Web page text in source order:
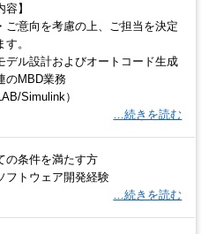
容】
ご意向を考慮の上、ご担当を決定
す。
デル設計およびオートコード生成
のMBD業務
Simulink）
…続きを読む
の条件を満たす方
フトウェア開発経験
…続きを読む